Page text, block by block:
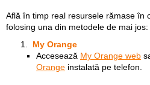
Află în timp real resursele rămase în
folosing una din metodele de mai jos:
My Orange
Accesează My Orange web
Orange instalată pe telefon.